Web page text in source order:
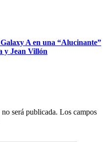
A en una “Alucinante”
y Jean Villón
será publicada. Los campos